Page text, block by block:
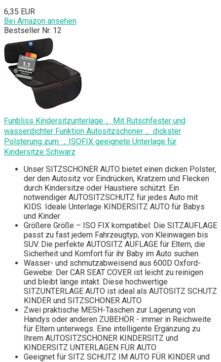
6,35 EUR
Bei Amazon ansehen
Bestseller Nr. 12
Funbliss Kindersitzunterlage， Mit Rutschfester und
wasserdichter Funktion Autositzschoner， dickster
Polsterung zum ，ISOFIX geeignete Unterlage für
Kindersitze Schwarz
Unser SITZSCHONER AUTO bietet einen dicken Polster,
der den Autositz vor Eindrücken, Kratzern und Flecken
durch Kindersitze oder Haustiere schützt. Ein
notwendiger AUTOSITZSCHUTZ für jedes Auto mit
KIDS. Ideale Unterlage KINDERSITZ AUTO für Babys
und Kinder
Größere Größe – ISO FIX kompatibel: Die SITZAUFLAGE
passt zu fast jedem Fahrzeugtyp, von Kleinwagen bis
SUV. Die perfekte AUTOSITZ AUFLAGE für Eltern, die
Sicherheit und Komfort für ihr Baby im Auto suchen
Wasser- und schmutzabweisend aus 600D Oxford-
Gewebe: Der CAR SEAT COVER ist leicht zu reinigen
und bleibt lange intakt. Diese hochwertige
SITZUNTERLAGE AUTO ist ideal als AUTOSITZ SCHUTZ
KINDER und SITZSCHONER AUTO
Zwei praktische MESH-Taschen zur Lagerung von
Handys oder anderen ZUBEHÖR - immer in Reichweite
für Eltern unterwegs. Eine intelligente Ergänzung zu
Ihrem AUTOSITZSCHONER KINDERSITZ und
KINDERSITZ UNTERLAGEN FÜR AUTO
Geeignet für SITZ SCHUTZ IM AUTO FÜR KINDER und